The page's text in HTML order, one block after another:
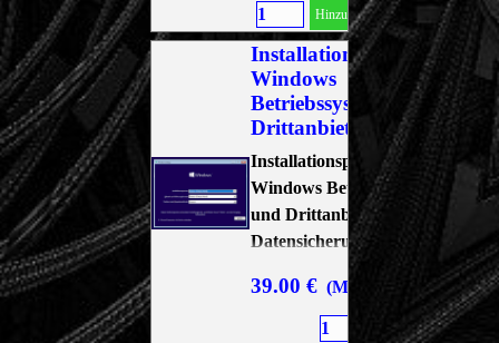
Hinzufügen
Installationspauschale
Windows
Betriebssysteme und
Drittanbieter
Installationspauschale
Windows Betriebssysteme
und Drittanbieter (ohne
Datensicherung)
39.00 € (MwSt. 19 % Inkl.)
Hinzufügen